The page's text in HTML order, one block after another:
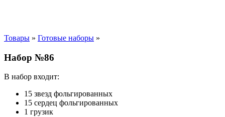
Товары » Готовые наборы »
Набор №86
В набор входит:
15 звезд фольгированных
15 сердец фольгированных
1 грузик